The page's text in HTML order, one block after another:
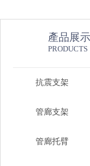
產品展示
PRODUCTS
抗震支架
管廊支架
管廊托臂